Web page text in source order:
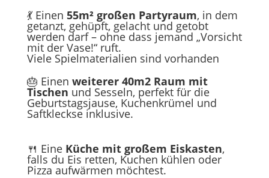
💃 Einen 55m² großen Partyraum, in dem
getanzt, gehüpft, gelacht und getobt
werden darf – ohne dass jemand „Vorsicht
mit der Vase!“ ruft.
Viele Spielmaterialien sind vorhanden
🎂 Einen weiterer 40m2 Raum mit
Tischen und Sesseln, perfekt für die
Geburtstagsjause, Kuchenkrümel und
Saftkleckse inklusive.
🍴 Eine Küche mit großem Eiskasten,
falls du Eis retten, Kuchen kühlen oder
Pizza aufwärmen möchtest.